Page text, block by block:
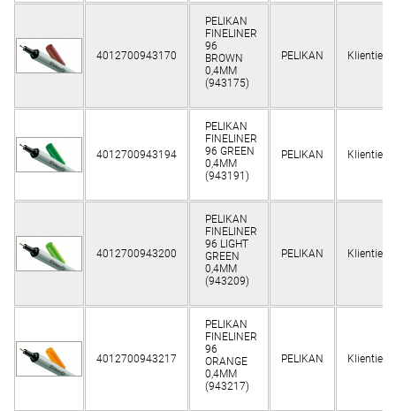
4012700943170
PELIKAN
FINELINER
96
BROWN
0,4MM
(943175)
PELIKAN Klientiem
4012700943194
PELIKAN
FINELINER
96 GREEN
0,4MM
(943191)
PELIKAN Klientiem
4012700943200
PELIKAN
FINELINER
96 LIGHT
GREEN
0,4MM
(943209)
PELIKAN Klientiem
4012700943217
PELIKAN
FINELINER
96
ORANGE
0,4MM
(943217)
PELIKAN Klientiem